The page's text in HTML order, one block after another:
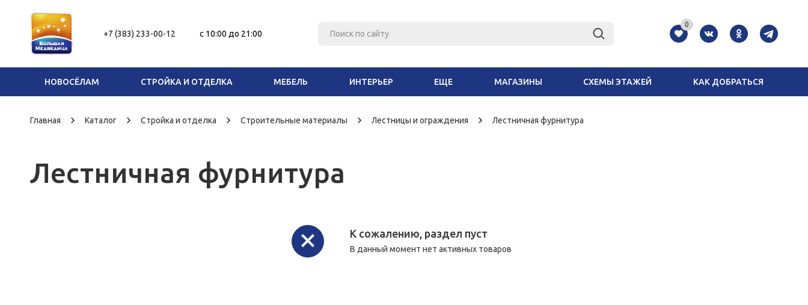
+7 (383) 233-00-12 c 10:00 до 21:00
0
НОВОСЁЛАМ СТРОЙКА И ОТДЕЛКА МЕБЕЛЬ ИНТЕРЬЕР ЕЩЕ МАГАЗИНЫ СХЕМЫ ЭТАЖЕЙ КАК ДОБРАТЬСЯ
Главная Каталог Стройка и отделка Строительные материалы Лестницы и ограждения Лестничная фурнитура
Лестничная фурнитура
К сожалению, раздел пуст
В данный момент нет активных товаров